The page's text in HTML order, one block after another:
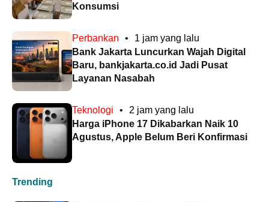
Konsumsi
Perbankan •
1 jam yang lalu
Bank Jakarta Luncurkan Wajah Digital
Baru, bankjakarta.co.id Jadi Pusat
Layanan Nasabah
Teknologi •
2 jam yang lalu
Harga iPhone 17 Dikabarkan Naik 10
Agustus, Apple Belum Beri Konfirmasi
Trending